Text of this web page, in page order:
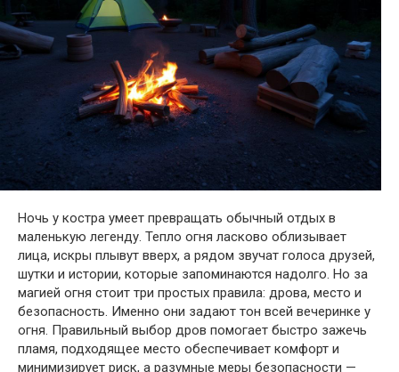
Ночь у костра умеет превращать обычный отдых в
маленькую легенду. Тепло огня ласково облизывает
лица, искры плывут вверх, а рядом звучат голоса друзей,
шутки и истории, которые запоминаются надолго. Но за
магией огня стоит три простых правила: дрова, место и
безопасность. Именно они задают тон всей вечеринке у
огня. Правильный выбор дров помогает быстро зажечь
пламя, подходящее место обеспечивает комфорт и
минимизирует риск, а разумные меры безопасности —